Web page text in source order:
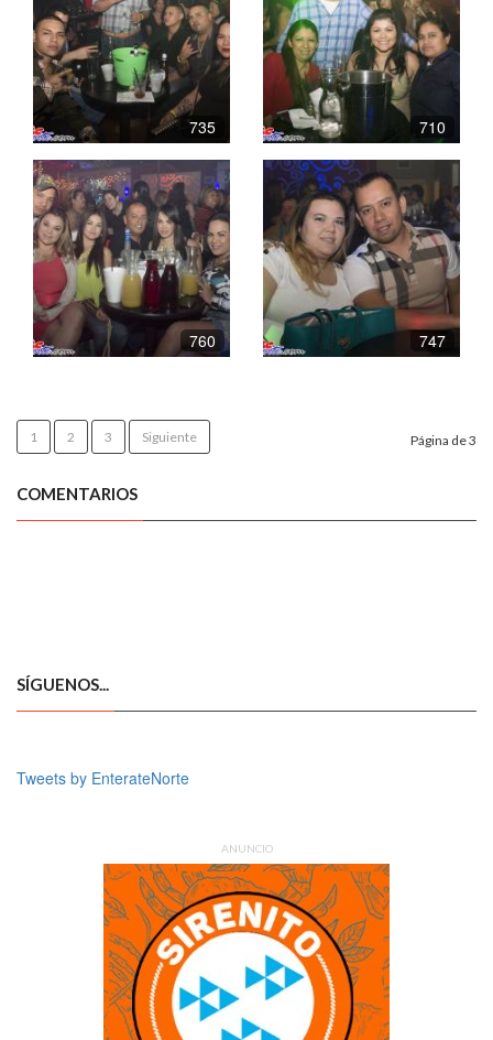
735 710
760 747
1 2 3 Siguiente Página de 3
COMENTARIOS
SÍGUENOS...
Tweets by EnterateNorte
ANUNCIO